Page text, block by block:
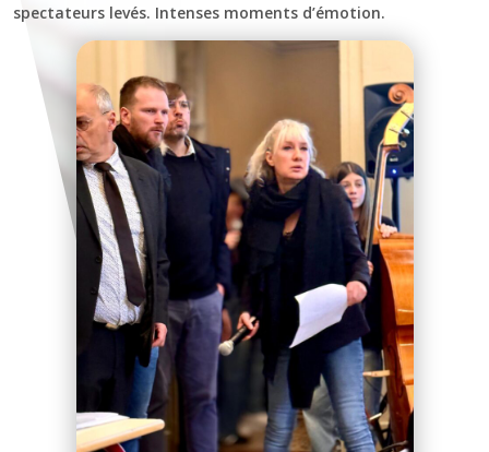
spectateurs levés. Intenses moments d’émotion.